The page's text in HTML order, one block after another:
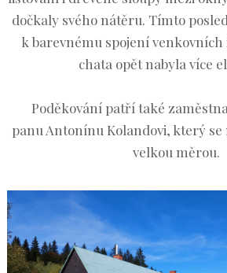
dočkaly svého nátěru. Tímto
k barevnému spojení
chata opět nabyla více
Poděkování patří také
panu Antonínu Kolandovi, který
velkou měrou.